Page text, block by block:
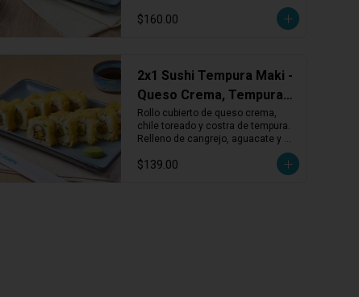
toque vegetal crujiente.
$160.00
2x1 Sushi Tempura Maki -
Queso Crema, Tempura,
Cangrejo y Chile
Rollo cubierto de queso crema,
chile toreado y costra de tempura.
Relleno de cangrejo, aguacate y
kakiage. Cremoso, dorado y con un
toque picante.
$139.00